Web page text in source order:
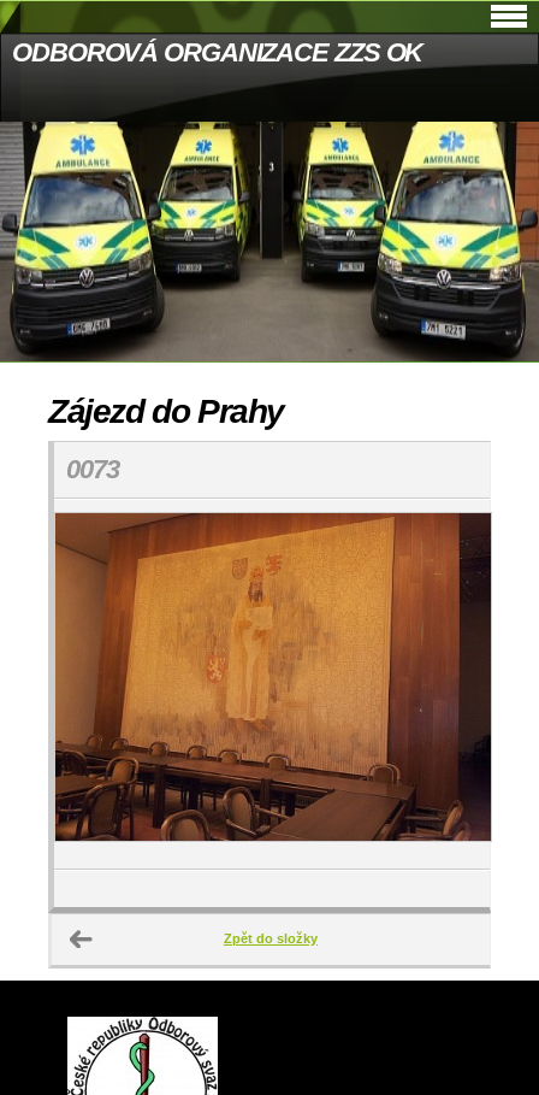
ODBOROVÁ ORGANIZACE ZZS OK
Zájezd do Prahy
0073
Zpět do složky